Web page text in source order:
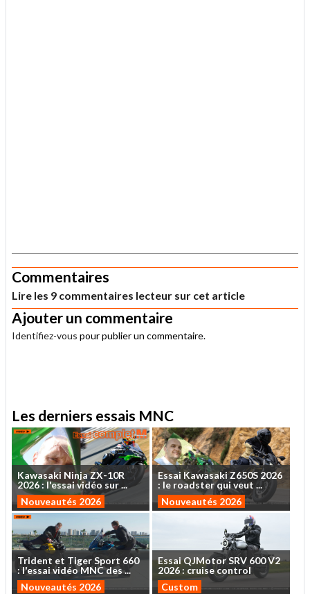
Commentaires
Lire les 9 commentaires lecteur sur cet article
Ajouter un commentaire
Identifiez-vous pour publier un commentaire.
Les derniers essais MNC
Kawasaki NinjaZX-10R
2026: l'essaividéo sur...
Nouveautés 2026
Essai KawasakiZ650S 2026
: le roadsterquiveut ...
Nouveautés 2026
Trident et TigerSport 660
: l'essaividéoMNCdes...
Nouveautés 2026
EssaiQJMotorSRV 600V2
2026 : cruise control
Custom